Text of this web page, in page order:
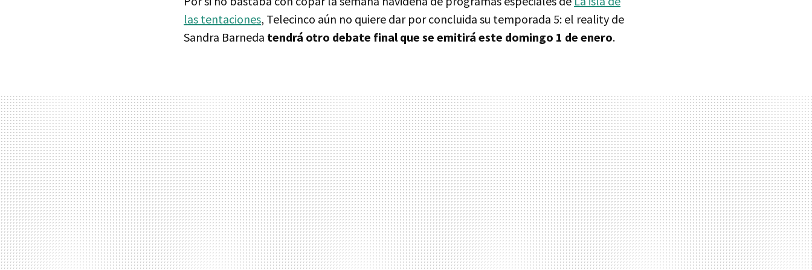
las tentaciones, Telecinco aún no quiere dar por concluida su temporada 5: el reality de
Sandra Barneda tendrá otro debate final que se emitirá este domingo 1 de enero.